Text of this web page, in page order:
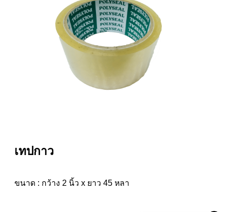
เทปกาว
ขนาด : กว้าง 2 นิ้ว x ยาว 45 หลา